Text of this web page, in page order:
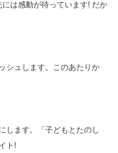
は感動が待っています! だか
シュします。このあたりか
します。「子どもとたのし
ト!